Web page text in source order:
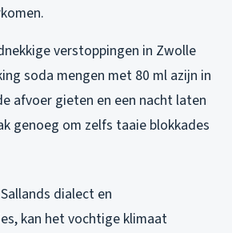
verstoppingen in Zwolle
soda mengen met 80 ml azijn in
afvoer gieten en een nacht laten
genoeg om zelfs taaie blokkades
dialect en
kan het vochtige klimaat